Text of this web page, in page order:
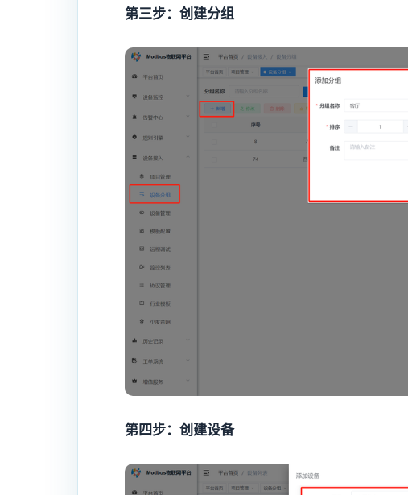
第三步：创建分组
第四步：创建设备